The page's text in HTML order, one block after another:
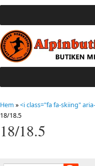
Hem »<i class="fa fa-skiing"
18/18.5
18/18.5